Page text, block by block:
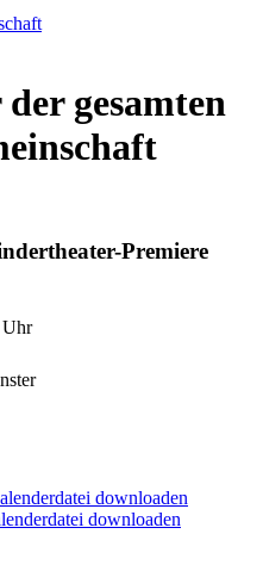
gesamten
Premiere
Uhr
downloaden
downloaden